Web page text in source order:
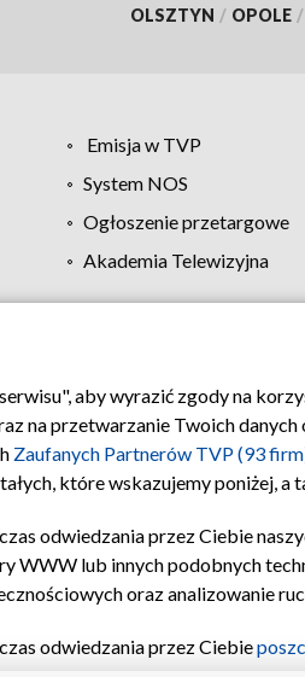
OLSZTYN / OPOLE /
Emisja w TVP
System NOS
Ogłoszenie przetargowe
Akademia Telewizyjna
Regulamin TVP Polityka
aby wyrazić zgody na
na przetwarzanie Twoich
Zaufanych Partnerów TVP (93
które wskazujemy poniżej,
odwiedzania przez Ciebie
WWW lub innych podobnych
oraz analizowanie
odwiedzania przez Ciebie